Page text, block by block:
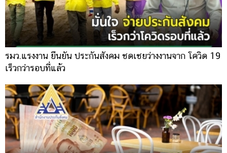
รมว.แรงงาน ยืนยัน ประกันสังคม ชดเชยว่างงานจาก โควิด 19
เร็วกว่ารอบที่แล้ว